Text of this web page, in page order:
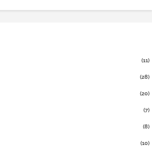
(11)
(28)
(20)
(7)
(8)
(10)